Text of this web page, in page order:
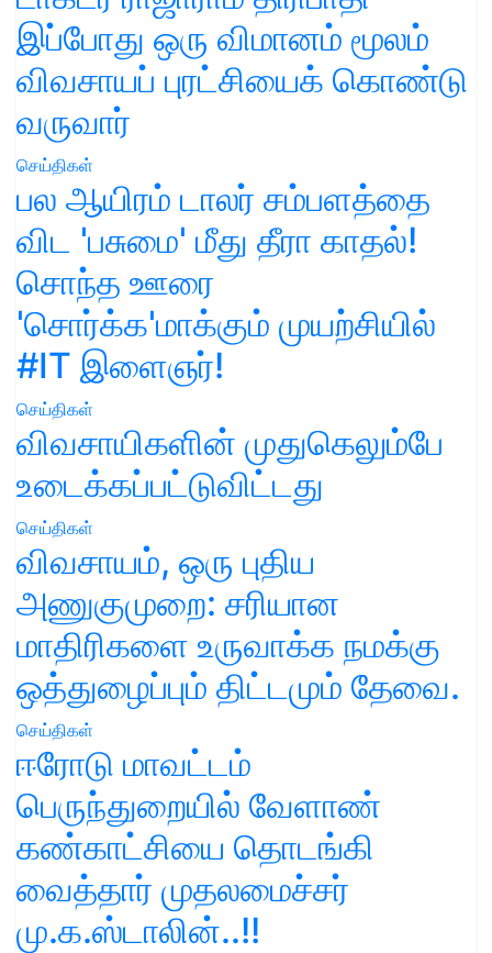
இப்போது ஒரு விமானம் மூலம்
விவசாயப் புரட்சியைக் கொண்டு
வருவார்
செய்திகள்
பல ஆயிரம் டாலர் சம்பளத்தை
விட 'பசுமை' மீது தீரா காதல்!
சொந்த ஊரை
'சொர்க்க'மாக்கும் முயற்சியில்
#IT இளைஞர்!
செய்திகள்
விவசாயிகளின் முதுகெலும்பே
உடைக்கப்பட்டுவிட்டது
செய்திகள்
விவசாயம், ஒரு புதிய
அணுகுமுறை: சரியான
மாதிரிகளை உருவாக்க நமக்கு
ஒத்துழைப்பும் திட்டமும் தேவை.
செய்திகள்
ஈரோடு மாவட்டம்
பெருந்துறையில் வேளாண்
கண்காட்சியை தொடங்கி
வைத்தார் முதலமைச்சர்
மு.க.ஸ்டாலின்..!!